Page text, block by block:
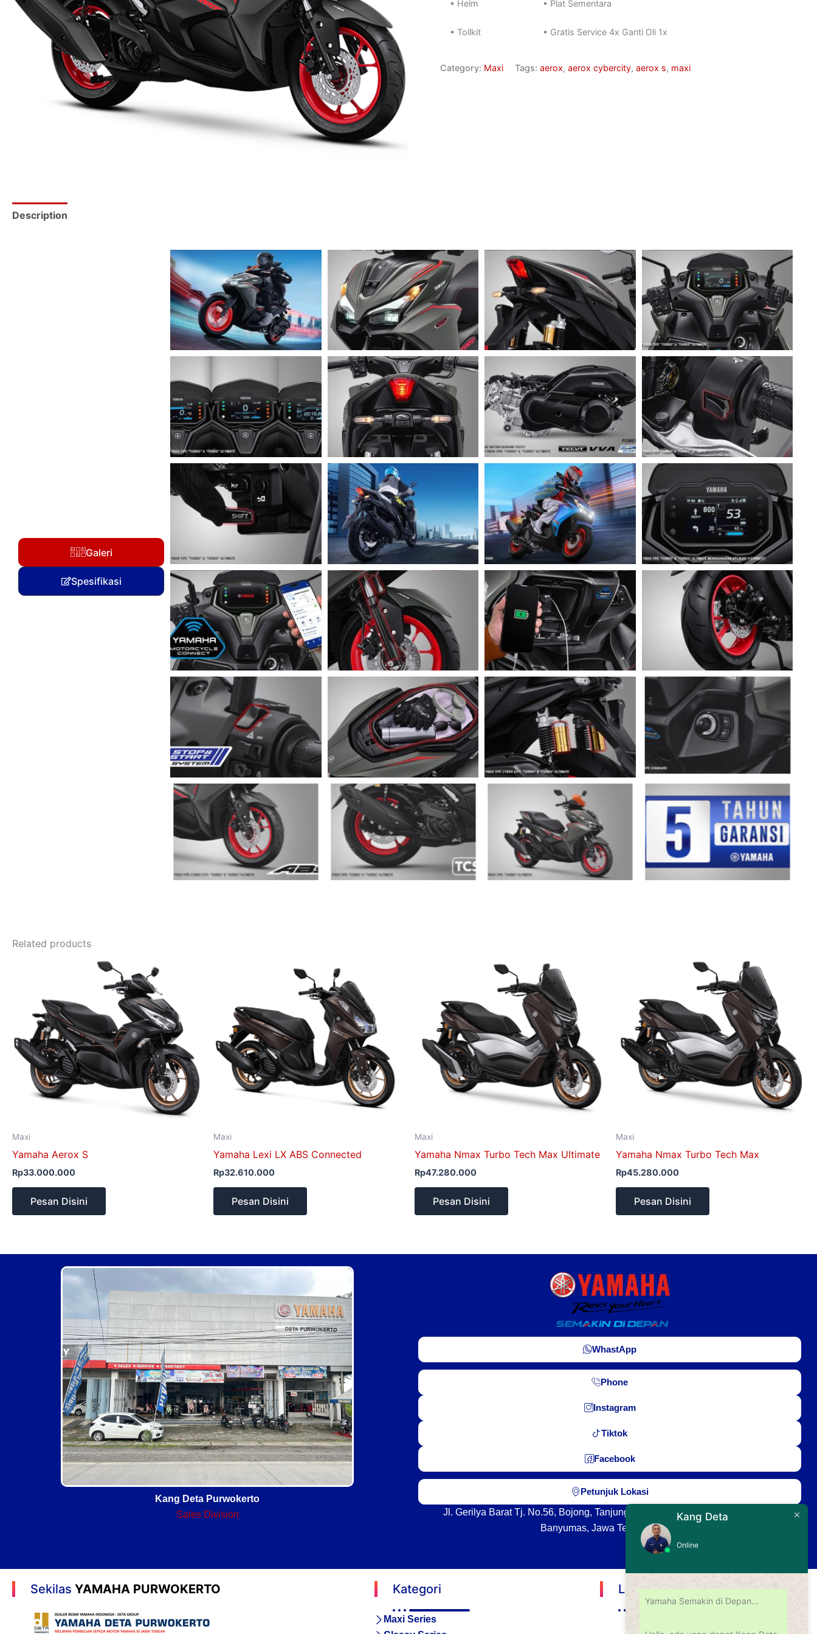
• Helm • Plat Sementara
• Tollkit • Gratis Service 4x Ganti Oli 1x
Category: Maxi Tags:aerox,aerox cybercity,aerox s, maxi
Description
Galeri
Spesifikasi
Related products
Maxi
Yamaha Aerox S
Rp33.000.000
Pesan Disini
Maxi
Yamaha Lexi LX ABS Connected
Rp32.610.000
Pesan Disini
Maxi
Yamaha Nmax Turbo Tech Max Ultimate
Rp47.280.000
Pesan Disini
Maxi
Yamaha Nmax Turbo Tech Max
Rp45.280.000
Pesan Disini
Kang Deta Purwokerto
Sales Division
WhastApp
Phone
Instagram
Tiktok
Facebook
Petunjuk Lokasi
Jl. Gerilya Barat Tj. No.56, Bojong, Tanjung, Kec. Purwokerto Sel., Kabupaten
Banyumas, Jawa Tengah 53144
Sekilas YAMAHA PURWOKERTO Kategori
Maxi Series
Lokasi Kami
Kang Deta
Online
Yamaha Semakin di Depan...